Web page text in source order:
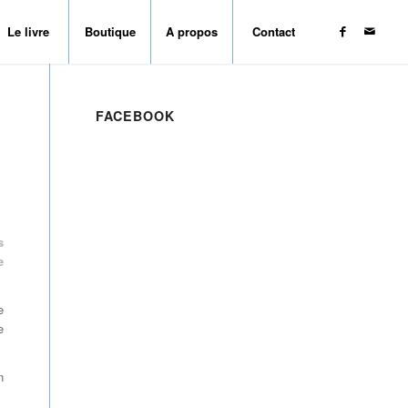
Le livre Boutique A propos Contact
FACEBOOK